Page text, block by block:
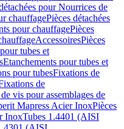
pour Nourrices de
chauffagePièces détachées
pour chauffagePièces
AccessoiresPièces
tubes et
Etanchements pour tubes et
pour tubesFixations de
de
vis pour assemblages de
Mapress Acier InoxPièces
InoxTubes 1.4401 (AISI